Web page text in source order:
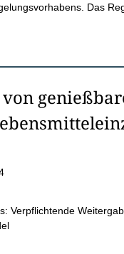
Das
Verpflichtende